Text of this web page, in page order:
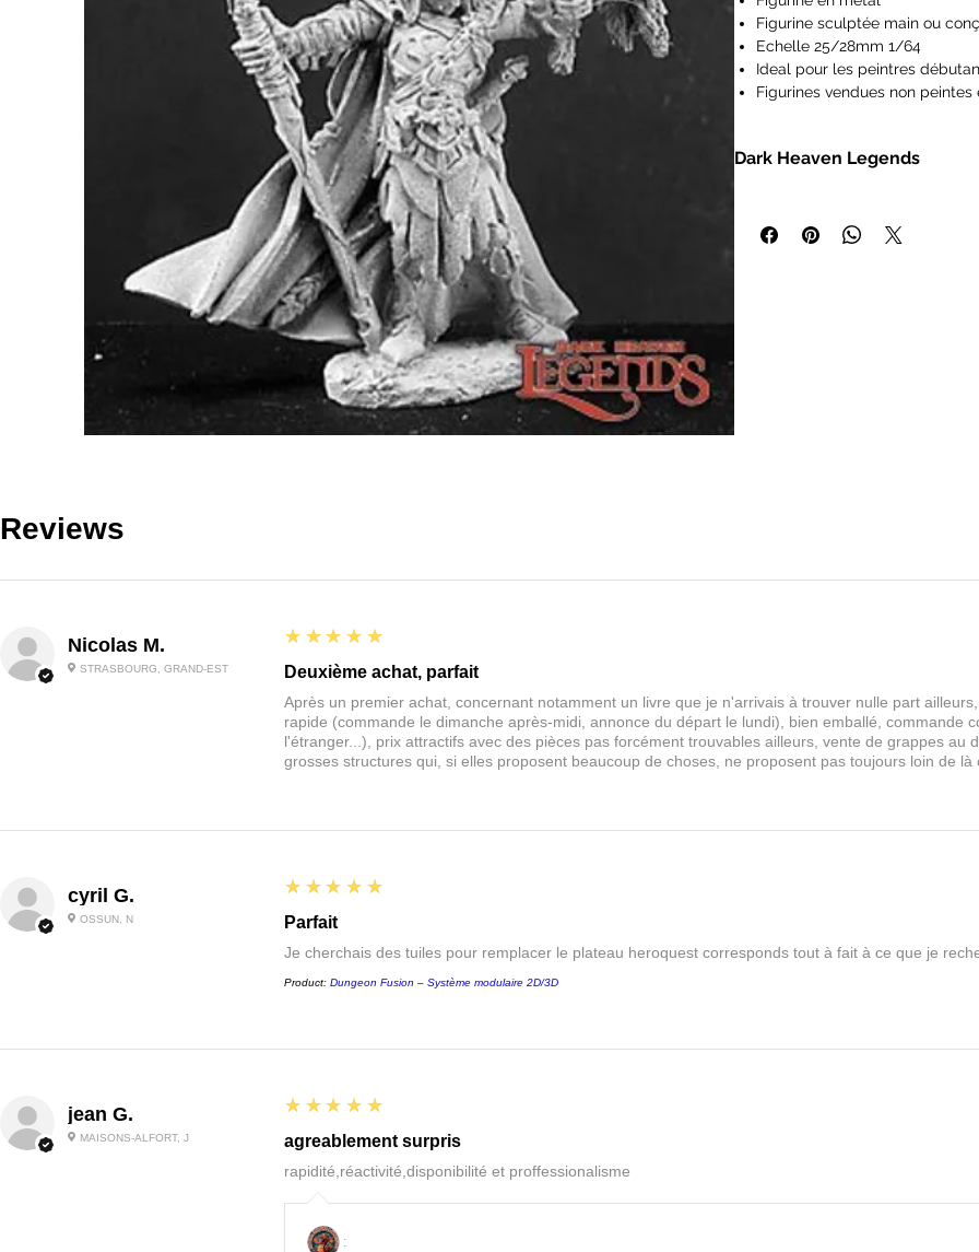
Figurine sculptée main ou
Echelle 25/28mm 1/64
Ideal pour les peintres
Figurines vendues non
Frostgrave, Savage Worlds,
Dark Heaven Legends
- Bases intégrales
- Modèles en métal non peints
Reviews
Nicolas M.
STRASBOURG, GRAND-EST
5
★★★★★
Deuxième achat, parfait
Après un premier achat, concernant notamment un livre que je n'arrivais à trouver nulle part
rapide (commande le dimanche après-midi, annonce du départ le lundi), bien emballé, commande
l'étranger...), prix attractifs avec des pièces pas forcément trouvables ailleurs, vente de grappes
grosses structures qui, si elles proposent beaucoup de choses, ne proposent pas toujours loin de
cyril G.
OSSUN, N
5
★★★★★
Parfait
Je cherchais des tuiles pour remplacer le plateau heroquest corresponds tout à fait à ce que je
Product: Dungeon Fusion – Système modulaire 2D/3D
jean G.
MAISONS-ALFORT, J
5
★★★★★
agreablement surpris
rapidité,réactivité,disponibilité et proffessionalisme
: